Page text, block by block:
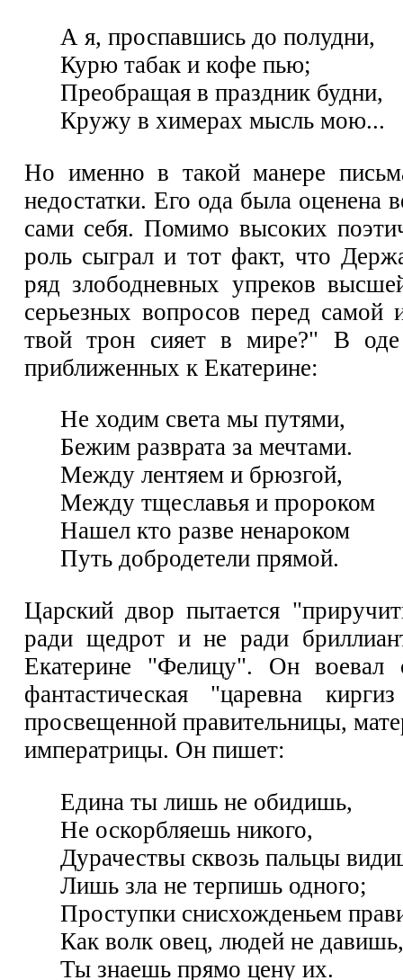
А я, проспавшись до полудни,
Курю табак и кофе пью;
Преобращая в праздник будни,
Кружу в химерах мысль мою...
Но именно в такой манере
недостатки. Его ода была оценена
сами себя. Помимо высоких
роль сыграл и тот факт, что
ряд злободневных упреков
серьезных вопросов перед
твой трон сияет в мире?" В
приближенных к Екатерине:
Не ходим света мы путями,
Бежим разврата за мечтами.
Между лентяем и брюзгой,
Между тщеславья и пророком
Нашел кто разве ненароком
Путь добродетели прямой.
Царский двор пытается
ради щедрот и не ради
Екатерине "Фелицу". Он
фантастическая "царевна
просвещенной правительницы,
императрицы. Он пишет:
Едина ты лишь не обидишь,
Не оскорбляешь никого,
Дурачествы сквозь пальцы
Лишь зла не терпишь одного;
Проступки снисхожденьем
Как волк овец, людей не давишь,
Ты знаешь прямо цену их.